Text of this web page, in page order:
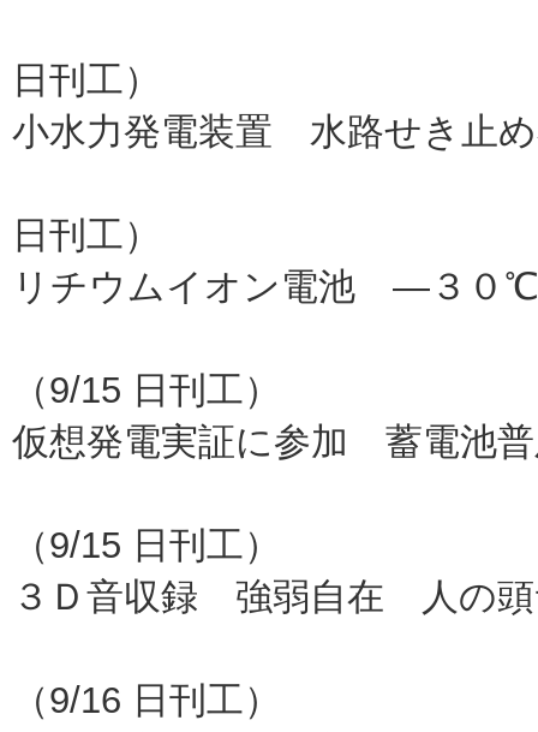
日刊工）
小水力発電装置 水路せき止
日刊工）
リチウムイオン電池 ―３０
（9/15 日刊工）
仮想発電実証に参加 蓄電池
（9/15 日刊工）
３Ｄ音収録 強弱自在 人の頭
（9/16 日刊工）